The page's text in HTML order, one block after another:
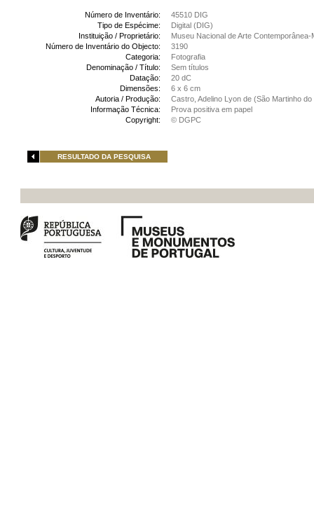
Número de Inventário:
45510 DIG
Tipo de Espécime:
Digital (DIG)
Instituição / Proprietário:
Museu Nacional de Arte Contemporânea-
Número de Inventário do Objecto:
3190
Categoria:
Fotografia
Denominação / Título:
Sem títulos
Datação:
20 dC
Dimensões:
6 x 6 cm
Autoria / Produção:
Castro, Adelino Lyon de (São Martinho
Informação Técnica:
Prova positiva em papel
Copyright:
© DGPC
RESULTADO DA PESQUISA